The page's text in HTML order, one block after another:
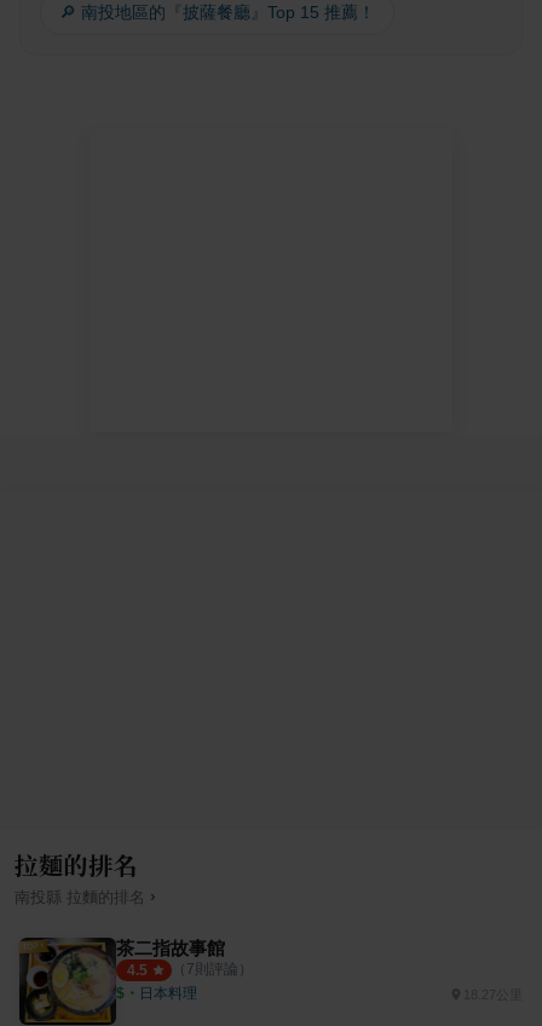
🔎 南投地區的『披薩餐廳』Top 15 推薦！
拉麵的排名
南投縣 拉麵的排名 ›
茶二指故事館
4.5 （ 7則評論）
$ ・ 日本料理